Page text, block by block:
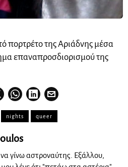
πορτρέτο της Αριάδνης μέσα
επαναπροσδιορισμού της
nights queer
γίνω αστροναύτης. Εξάλλου,